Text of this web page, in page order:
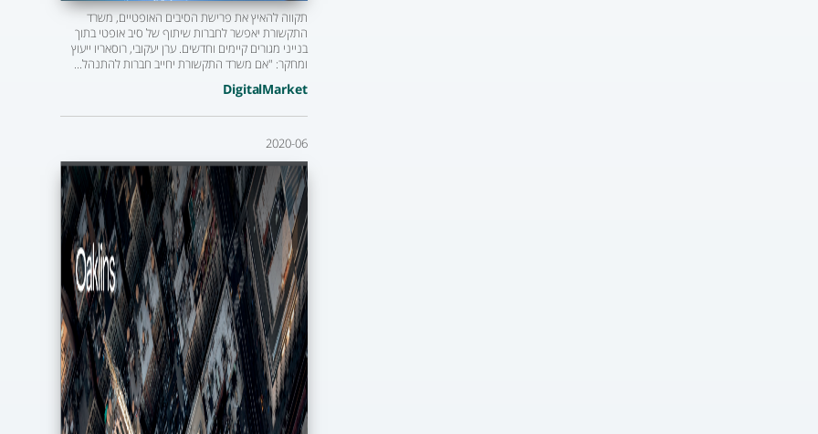
תקווה להאיץ את פרישת הסיבים האופטיים, משרד
התקשורת יאפשר לחברות שיתוף של סיב אופטי בתוך
בנייני מגורים קיימים וחדשים. ערן יעקובי, רוסאריו ייעוץ
ומחקר: "אם משרד התקשורת יחייב חברות להתנהל...
DigitalMarket
2020-06